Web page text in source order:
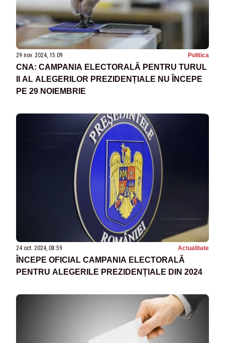
29 nov. 2024, 15:09 Politica
CNA: CAMPANIA ELECTORALĂ PENTRU TURUL
II AL ALEGERILOR PREZIDENȚIALE NU ÎNCEPE
PE 29 NOIEMBRIE
24 oct. 2024, 08:59 Actualitate
ÎNCEPE OFICIAL CAMPANIA ELECTORALĂ
PENTRU ALEGERILE PREZIDENȚIALE DIN 2024